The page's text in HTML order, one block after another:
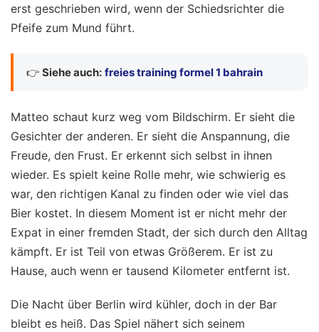
erst geschrieben wird, wenn der Schiedsrichter die
Pfeife zum Mund führt.
👉 Siehe auch: freies training formel 1 bahrain
Matteo schaut kurz weg vom Bildschirm. Er sieht die
Gesichter der anderen. Er sieht die Anspannung, die
Freude, den Frust. Er erkennt sich selbst in ihnen
wieder. Es spielt keine Rolle mehr, wie schwierig es
war, den richtigen Kanal zu finden oder wie viel das
Bier kostet. In diesem Moment ist er nicht mehr der
Expat in einer fremden Stadt, der sich durch den Alltag
kämpft. Er ist Teil von etwas Größerem. Er ist zu
Hause, auch wenn er tausend Kilometer entfernt ist.
Die Nacht über Berlin wird kühler, doch in der Bar
bleibt es heiß. Das Spiel nähert sich seinem